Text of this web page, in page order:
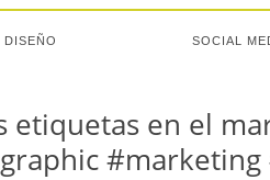
DISEÑO SOCIAL
etiquetas en el